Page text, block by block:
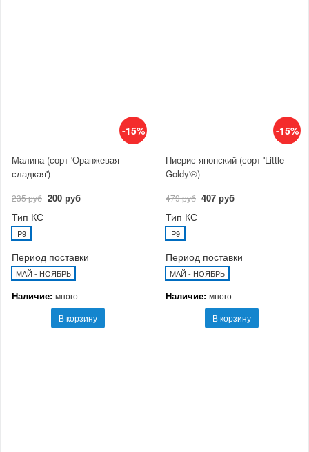
-15%
Малина (сорт 'Оранжевая
сладкая')
235 руб 200 руб
Тип КС
P9
Период поставки
МАЙ - НОЯБРЬ
Наличие: много
В корзину
-15%
Пиерис японский (сорт 'Little
Goldy'®)
479 руб 407 руб
Тип КС
P9
Период поставки
МАЙ - НОЯБРЬ
Наличие: много
В корзину